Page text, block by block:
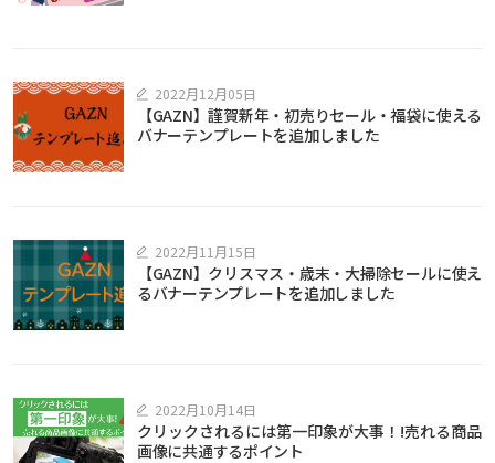
2022月12月05日
【GAZN】謹賀新年・初売りセール・福袋に使える
バナーテンプレートを追加しました
2022月11月15日
【GAZN】クリスマス・歳末・大掃除セールに使え
るバナーテンプレートを追加しました
2022月10月14日
クリックされるには第一印象が大事！!売れる商品
画像に共通するポイント